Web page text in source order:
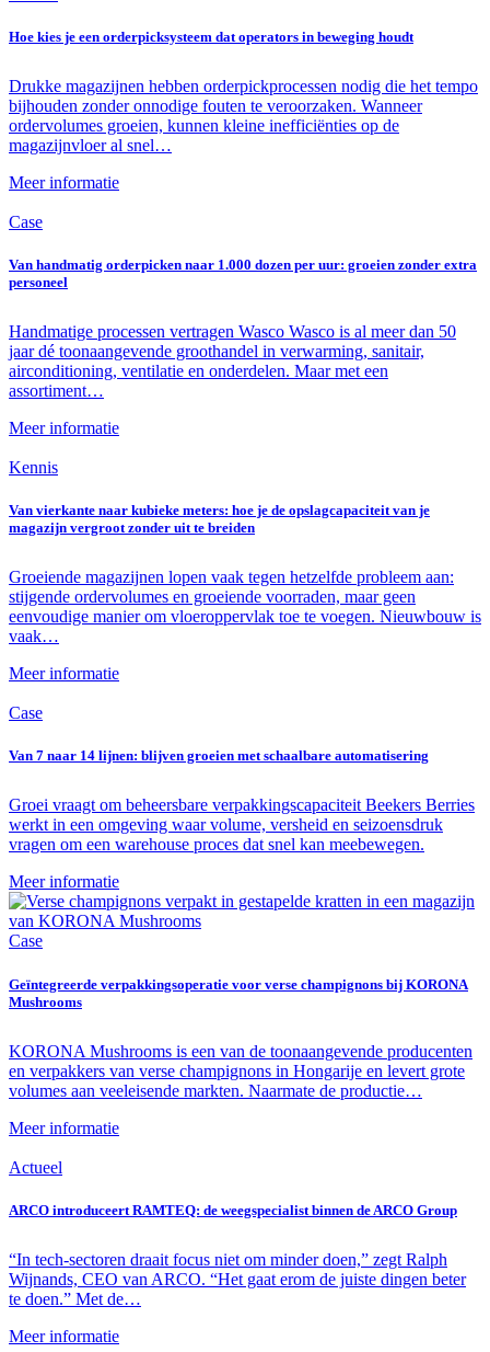
Hoe kies je een orderpicksysteem dat operators in beweging houdt
Drukke magazijnen hebben orderpickprocessen nodig die het tempo
bijhouden zonder onnodige fouten te veroorzaken. Wanneer
ordervolumes groeien, kunnen kleine inefficiënties op de
magazijnvloer al snel…
Meer informatie
Case
Van handmatig orderpicken naar 1.000 dozen per uur: groeien zonder extra
personeel
Handmatige processen vertragen Wasco Wasco is al meer dan 50
jaar dé toonaangevende groothandel in verwarming, sanitair,
airconditioning, ventilatie en onderdelen. Maar met een
assortiment…
Meer informatie
Kennis
Van vierkante naar kubieke meters: hoe je de opslagcapaciteit van je
magazijn vergroot zonder uit te breiden
Groeiende magazijnen lopen vaak tegen hetzelfde probleem aan:
stijgende ordervolumes en groeiende voorraden, maar geen
eenvoudige manier om vloeroppervlak toe te voegen. Nieuwbouw is
vaak…
Meer informatie
Case
Van 7 naar 14 lijnen: blijven groeien met schaalbare automatisering
Groei vraagt om beheersbare verpakkingscapaciteit Beekers Berries
werkt in een omgeving waar volume, versheid en seizoensdruk
vragen om een warehouse proces dat snel kan meebewegen.
Meer informatie
Case
Geïntegreerde verpakkingsoperatie voor verse champignons bij KORONA
Mushrooms
KORONA Mushrooms is een van de toonaangevende producenten
en verpakkers van verse champignons in Hongarije en levert grote
volumes aan veeleisende markten. Naarmate de productie…
Meer informatie
Actueel
ARCO introduceert RAMTEQ: de weegspecialist binnen de ARCO Group
“In tech-sectoren draait focus niet om minder doen,” zegt Ralph
Wijnands, CEO van ARCO. “Het gaat erom de juiste dingen beter
te doen.” Met de…
Meer informatie